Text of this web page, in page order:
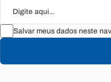
Salvar meus dados neste